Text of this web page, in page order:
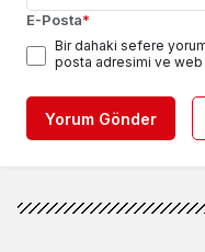
E-Posta*
Bir dahaki sefere yorum
posta adresimi ve web
Yorum Gönder